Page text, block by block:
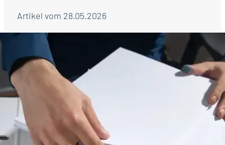
Artikel vom 28.05.2026